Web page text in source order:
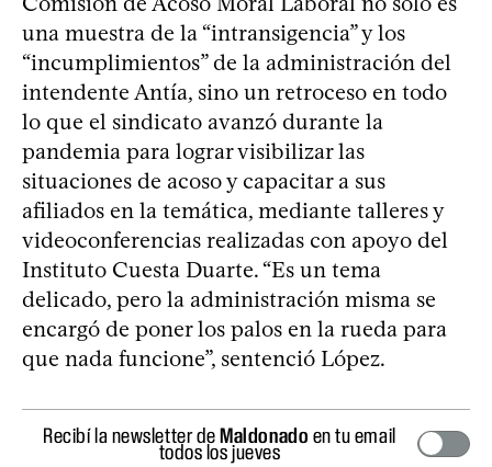
una muestra de la “intransigencia” y los
“incumplimientos” de la administración del
intendente Antía, sino un retroceso en todo
lo que el sindicato avanzó durante la
pandemia para lograr visibilizar las
situaciones de acoso y capacitar a sus
afiliados en la temática, mediante talleres y
videoconferencias realizadas con apoyo del
Instituto Cuesta Duarte. “Es un tema
delicado, pero la administración misma se
encargó de poner los palos en la rueda para
que nada funcione”, sentenció López.
Recibí la newsletter deMaldonado en tu email
todos los jueves